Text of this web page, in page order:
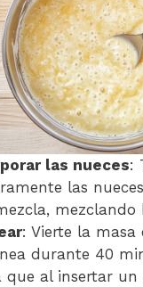
las nueces:
las
mezclando
: Vierte la masa
durante 40
que al insertar un